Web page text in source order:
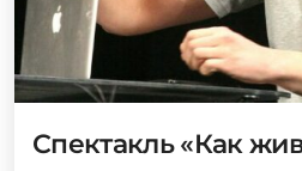
Спектакль «Как